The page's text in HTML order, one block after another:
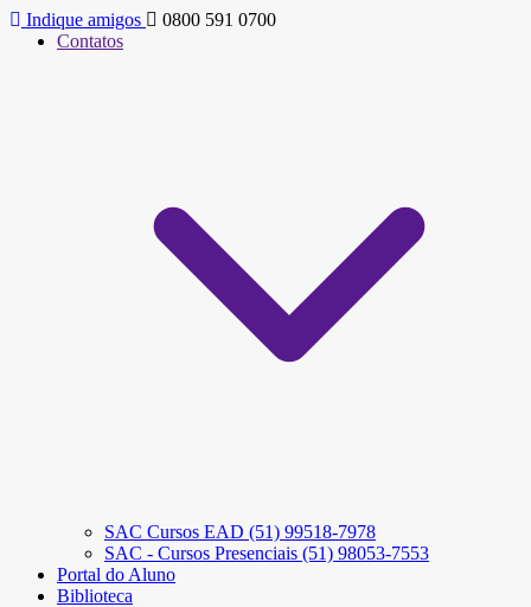
Indique amigos
0800 591 0700
Contatos
SAC Cursos EAD (51) 99518-7978
SAC - Cursos Presenciais (51) 98053-7553
Portal do Aluno
Biblioteca